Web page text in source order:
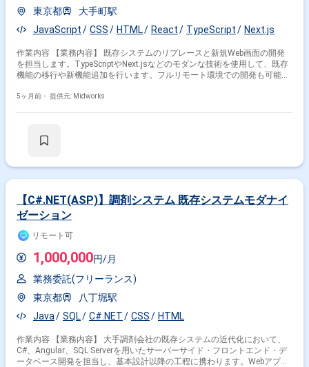
東京都
大手町駅
JavaScript
CSS HTML React TypeScript Next.js
作業内容 【業務内容】 既存システムのリプレースと新規Web画面の開発
を担当します。TypeScriptやNext.jsなどのモダンな技術を使用して、既存
機能の移行や新機能追加を行います。フルリモート環境での開発も可能で
開発 ・TypeScript、Next.jsを用いたフロントエンド開発 ・既存機能の移行
5ヶ月前・ 提供元: Midworks
【C#.NET(ASP)】調剤システム 既存システムモダナイ
ゼーション
リモート可
1,000,000円/月
業務委託(フリーランス)
東京都
八丁堀駅
Java
SQL C#.NET CSS HTML
作業内容 【業務内容】 大手調剤会社の既存システムの近代化において、
C#、Angular、SQL Serverを用いたサーバーサイド・フロントエンド・デ
ータベース開発を担当し、基本設計以降の工程に携わります。Webアプリ